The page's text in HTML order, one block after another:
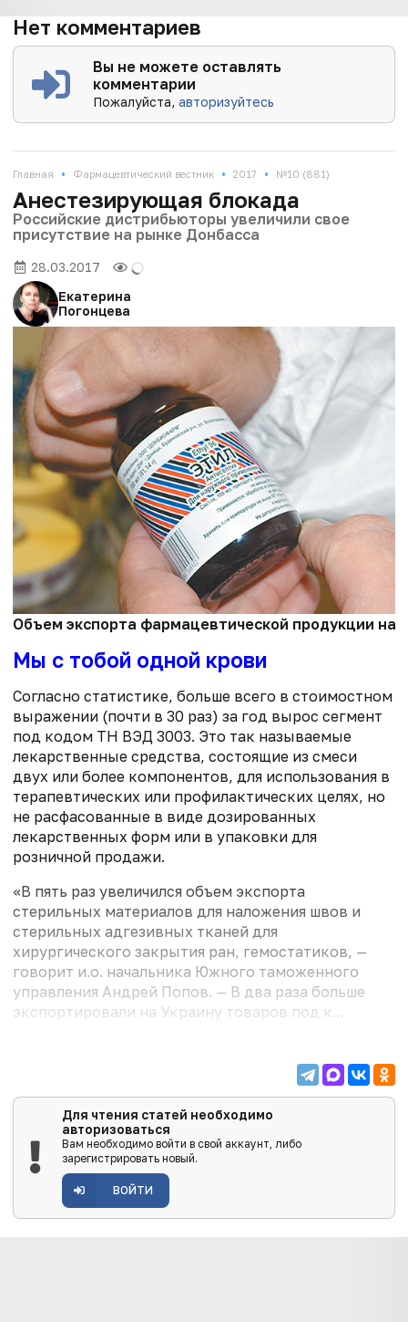
Нет комментариев
Вы не можете оставлять
комментарии
Пожалуйста,авторизуйтесь
Главная • Фармацевтический вестник • 2017 • №10 (881)
Анестезирующая блокада
Российские дистрибьюторы увеличили свое
присутствие на рынке Донбасса
28.03.2017
Екатерина
Погонцева
Объем экспорта фармацевтической продукции на
Мы с тобой одной крови
Согласно статистике, больше всего в стоимостном
выражении (почти в 30 раз) за год вырос сегмент
под кодом ТН ВЭД 3003. Это так называемые
лекарственные средства, состоящие из смеси
двух или более компонентов, для использования в
терапевтических или профилактических целях, но
не расфасованные в виде дозированных
лекарственных форм или в упаковки для
розничной продажи.
«В пять раз увеличился объем экспорта
стерильных материалов для наложения швов и
стерильных адгезивных тканей для
хирургического закрытия ран, гемостатиков, —
говорит и.о. начальника Южного таможенного
управления Андрей Попов. — В два раза больше
экспортировали на Украину товаров под к...
Для чтения статей необходимо
авторизоваться
Вам необходимо войти в свой аккаунт, либо
зарегистрировать новый.
ВОЙТИ